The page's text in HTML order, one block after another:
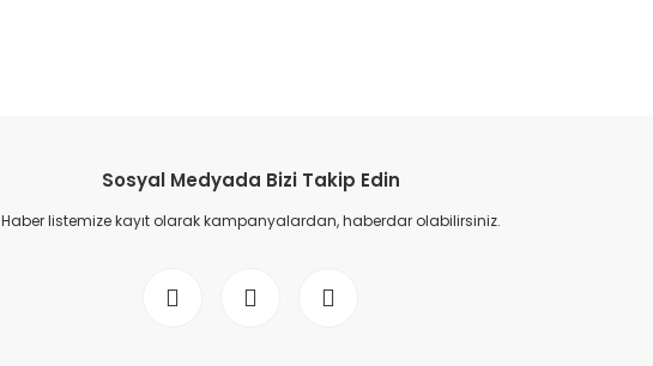
Sosyal Medyada Bizi Takip Edin
Haber listemize kayıt olarak kampanyalardan, haberdar olabilirsiniz.